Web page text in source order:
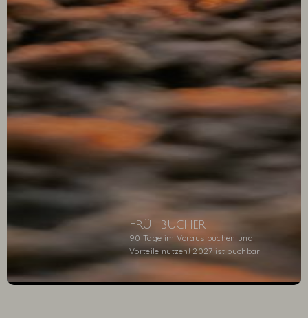
Frühbucher
90 Tage im Voraus buchen und
Vorteile nutzen! 2027 ist buchbar